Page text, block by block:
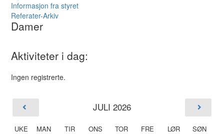
Informasjon fra styret
Referater-Arkiv
Damer
Aktiviteter i dag:
Ingen registrerte.
JULI 2026
UKE MAN TIR ONS TOR FRE LØR SØN